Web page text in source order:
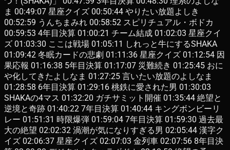
ま 00:49:07 星座クイズ 00:50:44 やりたい放題よしき
00:52:59 うんちまみれ 00:58:52 スピリチュアル・ボドカ
00:59:53 4年目決算 01:00:21 チーム結成 01:02:03 星座クイ
ズ 01:03:30 ここは戦場 01:05:11 しれっと牛にするSHAKA
01:09:42 冬眠カードの悲劇 01:11:36 星座クイズ 01:12:54 因
果応報 01:16:38 5年目決算 01:17:07 災難続き 01:25:45 おに
や化してきたよしなま 01:27:25 言いたい放題のよしなま
01:28:58 6年目決算 01:29:16 桃鉄に愛された男 01:30:03
SHAKAの4マス 01:32:20 ガチサミット開催 01:35:44 絶望と
逆境と奇跡 01:40:22 7年目決算 01:40:44 キングボンビーリ
レー 01:51:31 時限爆弾 01:59:04 7年目決算 01:59:30 過去最
大の絶望 02:02:32 渦潮が気になりすぎる男 02:05:44 漢字ク
イズ 02:06:37 星座クイズ 02:07:03 金列車 02:07:56 8年目決